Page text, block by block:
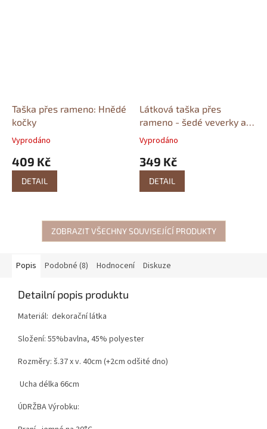
Taška přes rameno: Hnědé
kočky
Vyprodáno
409 Kč
DETAIL
Látková taška přes
rameno - šedé veverky a
Vyprodáno
349 Kč
DETAIL
ZOBRAZIT VŠECHNY SOUVISEJÍCÍ PRODUKTY
Popis Podobné (8) Hodnocení Diskuze
Detailní popis produktu
Materiál: dekorační látka
Složení: 55%bavlna, 45% polyester
Rozměry: š.37 x v. 40cm (+2cm odšité dno)
Ucha délka 66cm
ÚDRŽBA Výrobku: